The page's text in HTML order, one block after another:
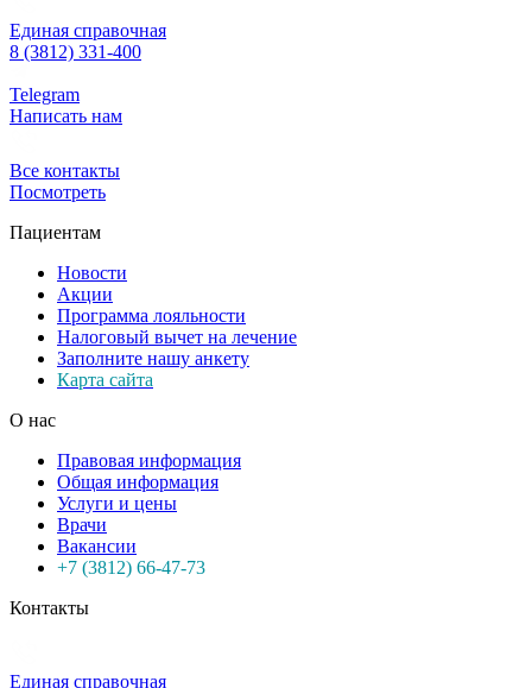
Единая справочная
8 (3812) 331-400
Telegram
Написать нам
Все контакты
Посмотреть
Пациентам
Новости
Акции
Программа лояльности
Налоговый вычет на лечение
Заполните нашу анкету
Карта сайта
О нас
Правовая информация
Общая информация
Услуги и цены
Врачи
Вакансии
+7 (3812) 66-47-73
Контакты
Единая справочная